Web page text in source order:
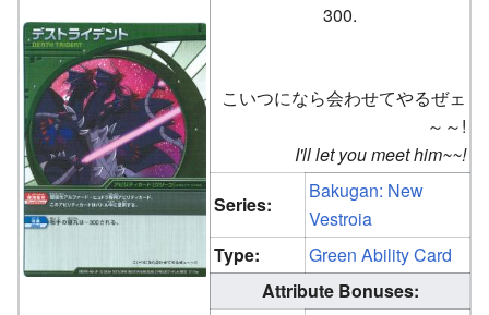
300.
こいつになら会わせてやるぜェ
～～!
I'll let you meet him~~!
Series:
Bakugan: New
Vestroia
Type:
Green Ability Card
Attribute Bonuses: